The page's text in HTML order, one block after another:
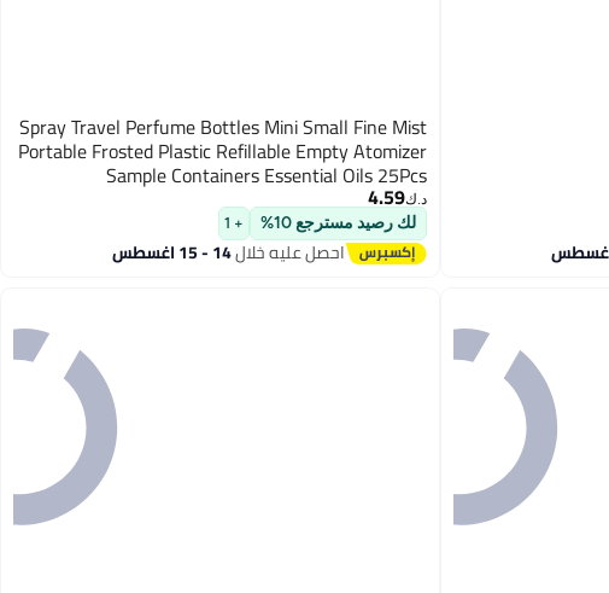
Spray Travel Perfume Bottles Mini Small Fine Mist
Portable Frosted Plastic Refillable Empty Atomizer
Sample Containers Essential Oils 25Pcs
د.ك‏4.59
لك رصيد مسترجع 10% + 1
احصل عليه خلال14 - 15 اغسطس